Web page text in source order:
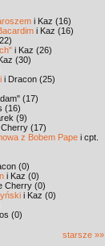
i Kaz (16)
i Kaz (16)
i Kaz (26)
(30)
i Dracon (25)
(17)
(16)
(9)
(17)
z Bobem Pape i cpt.
(0)
i Kaz (0)
Cherry (0)
i Kaz (0)
(0)
starsze »»